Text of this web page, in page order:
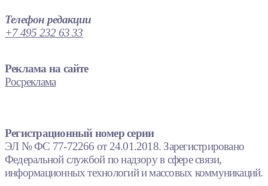
Телефон редакции
+7 495 232 63 33
Реклама на сайте
Росреклама
Регистрационный номер серии
ЭЛ № ФС 77-72266 от 24.01.2018. Зарегистрировано
Федеральной службой по надзору в сфере связи,
информационных технологий и массовых коммуникаций.